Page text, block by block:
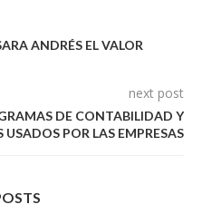
ANDRÉS EL VALOR
next post
DE CONTABILIDAD Y
USADOS POR LAS EMPRESAS